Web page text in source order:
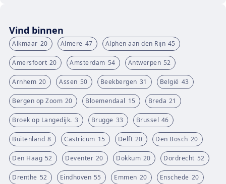
Vind binnen
Alkmaar 20 Almere 47 Alphen aan den Rijn 45
Amersfoort 20 Amsterdam 54 Antwerpen 52
Arnhem 20 Assen 50 Beekbergen 31 België 43
Bergen op Zoom 20 Bloemendaal 15 Breda 21
Broek op Langedijk. 3 Brugge 33 Brussel 46
Buitenland 8 Castricum 15 Delft 20 Den Bosch 20
Den Haag 52 Deventer 20 Dokkum 20 Dordrecht 52
Drenthe 52 Eindhoven 55 Emmen 20 Enschede 20